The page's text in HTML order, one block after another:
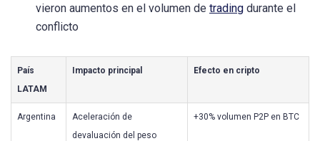
vieron aumentos en el volumen de trading durante el
conflicto
País
LATAM
Impacto principal Efecto en cripto
Argentina
Aceleración de
devaluación del peso
+30% volumen P2P en BTC